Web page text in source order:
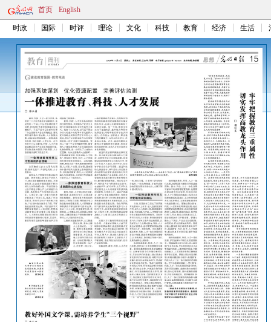
首页 English
时政 国际 时评 理论 文化 科技 教育 经济 生活